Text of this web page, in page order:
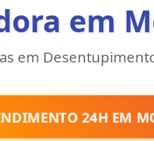
em
em
24H EM